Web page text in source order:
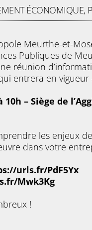
ÉCONOMIQUE,
Meurthe-et-
Publiques de
réunion
entrera en
10h – Siège de
les enjeux
dans votre
urls.fr/PdF5Yx
Mwk3Kg
!